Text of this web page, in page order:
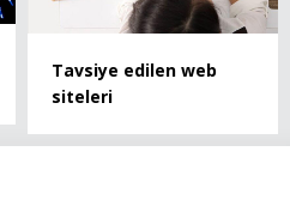
Tavsiye edilen web
siteleri